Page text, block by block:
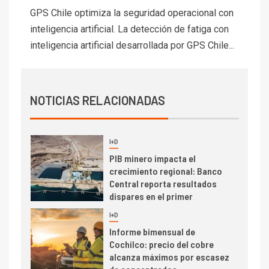
GPS Chile optimiza la seguridad operacional con
inteligencia artificial. La detección de fatiga con
inteligencia artificial desarrollada por GPS Chile...
NOTICIAS RELACIONADAS
Codelco Ventanas prueba
camión 100% eléctrico para
transportar cátodos al Puerto
de San Antonio
Producción minera en mayo de
2026 cae 10,6%
3 I+D
PIB minero impacta el
crecimiento regional: Banco
Central reporta resultados
dispares en el primer
4 I+D
Informe bimensual de
Cochilco: precio del cobre
alcanza máximos por escasez